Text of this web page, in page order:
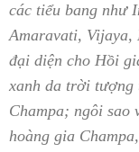
các tiểu bang như
Amaravati, Vijaya,
đại diện cho Hồi
xanh da trời tượng
Champa; ngôi
hoàng gia